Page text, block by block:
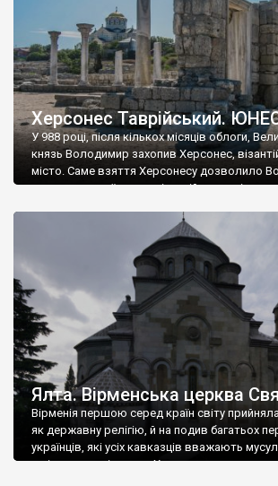
Херсонес Таврійський.
У 988 році, після кількох місяців облоги,
князь Володимир захопив Херсонес,
місто. Саме взяття Херсонесу дозволило
диктувати свої умови візантійському
Херсонесі Володимир-язичник, став
А потім було Хрещення Русі. На честь
Ялта. Вірменська церква
Вірменія першою серед країн світу
як державну релігію, й на подив багатьох
українців, які усіх кавказців вважають
є відданими вірянами Христа